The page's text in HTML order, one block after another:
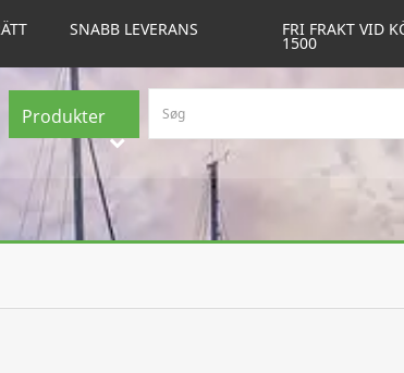
SNABB LEVERANS FRI FRAKT VID
1500
Produkter